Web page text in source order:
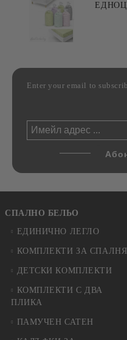
Enter your email to
СПАЛНО БЕЛЬО
ЕДИНИЧНО ЛЕГЛО
КОМПЛЕКТИ ЗА СПАЛНЯ
ДЕТСКИ КОМПЛЕКТИ
КОМПЛЕКТИ С ДВА
ПЛИКА
ПАМУЧЕН САТЕН